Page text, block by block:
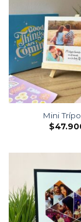
Mini
$